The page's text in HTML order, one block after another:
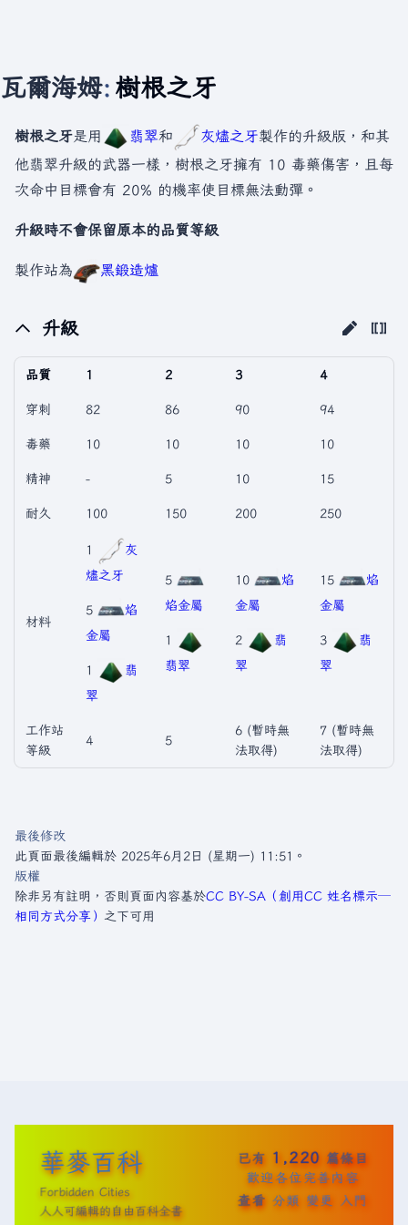
瓦爾海姆: 樹根之牙
樹根之牙是用 翡翠和 灰燼之牙製作的升級版，和其
他翡翠升級的武器一樣，樹根之牙擁有 10 毒藥傷害，且每
次命中目標會有 20% 的機率使目標無法動彈。
升級時不會保留原本的品質等級
製作站為 黑鍛造爐
升級
品質 1 2 3 4
穿刺 82 86 90 94
毒藥 10 10 10 10
精神 - 5 10 15
耐久 100 150 200 250
材料
1
灰
燼之牙
5
焰
金屬
1
翡
翠
5
焰金屬
1
翡翠
10
焰
金屬
2
翡
翠
15
焰
金屬
3
翡
翠
工作站
等級
4 5
6 (暫時無
法取得)
7 (暫時無
法取得)
最後修改
此頁面最後編輯於 2025年6月2日 (星期一) 11:51。
版權
除非另有註明，否則頁面內容基於CC BY-SA（創用CC 姓名標示─
相同方式分享） 之下可用
華麥百科
Forbidden Cities
人人可編輯的自由百科全書
已有 1,220 篇條目
歡迎各位完善內容
查看 分類 變更 入門